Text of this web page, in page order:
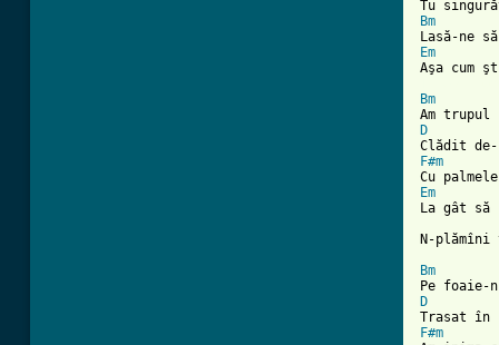
Bm
Em
Bm
D
F#m
Em
La gât să
N-
Bm
D
F#m